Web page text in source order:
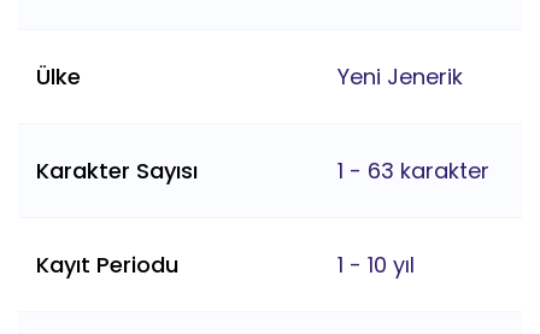
Ülke Yeni Jenerik
Karakter Sayısı 1 - 63 karakter
Kayıt Periodu 1 - 10 yıl